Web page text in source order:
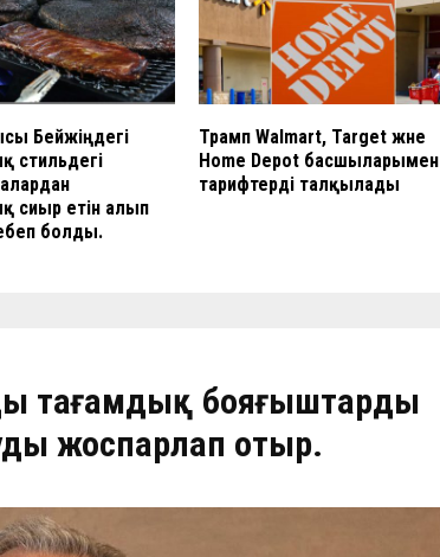
Бейжіңдегі
стильдегі
сиыр етін алып
болды.
Трамп Walmart, Target және
Home Depot басшыларымен
тарифтерді талқылады
тағамдық бояғыштарды
жоспарлап отыр.